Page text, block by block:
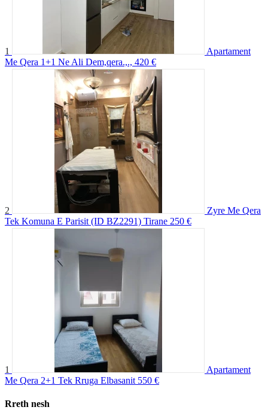
1
Apartament
Me Qera 1+1 Ne Ali Dem,qera.,., 420 €
2
Zyre Me Qera
Tek Komuna E Parisit (ID BZ2291) Tirane 250 €
1
Apartament
Me Qera 2+1 Tek Rruga Elbasanit 550 €
Rreth nesh